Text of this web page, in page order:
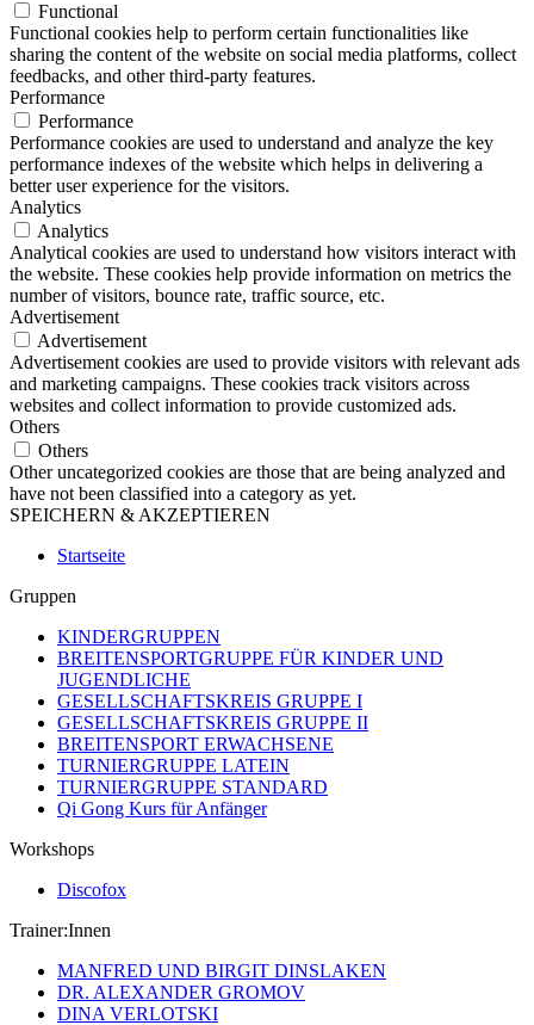
Functional
Functional cookies help to perform certain functionalities like
sharing the content of the website on social media platforms, collect
feedbacks, and other third-party features.
Performance
Performance
Performance cookies are used to understand and analyze the key
performance indexes of the website which helps in delivering a
better user experience for the visitors.
Analytics
Analytics
Analytical cookies are used to understand how visitors interact with
the website. These cookies help provide information on metrics the
number of visitors, bounce rate, traffic source, etc.
Advertisement
Advertisement
Advertisement cookies are used to provide visitors with relevant ads
and marketing campaigns. These cookies track visitors across
websites and collect information to provide customized ads.
Others
Others
Other uncategorized cookies are those that are being analyzed and
have not been classified into a category as yet.
SPEICHERN & AKZEPTIEREN
Startseite
Gruppen
KINDERGRUPPEN
BREITENSPORTGRUPPE FÜR KINDER UND
JUGENDLICHE
GESELLSCHAFTSKREIS GRUPPE I
GESELLSCHAFTSKREIS GRUPPE II
BREITENSPORT ERWACHSENE
TURNIERGRUPPE LATEIN
TURNIERGRUPPE STANDARD
Qi Gong Kurs für Anfänger
Workshops
Discofox
Trainer:Innen
MANFRED UND BIRGIT DINSLAKEN
DR. ALEXANDER GROMOV
DINA VERLOTSKI